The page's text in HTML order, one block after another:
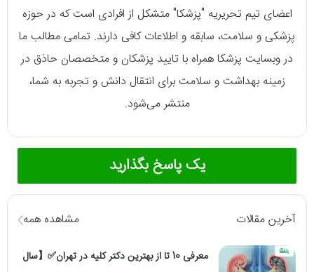
اعضای تیم تحریریه "پزشکا" متشکل از افرادی است که در حوزه
پزشکی و سلامت، سابقه و اطلاعات کافی دارند. تمامی مطالب ما
در وبسایت پزشکا همراه با تایید پزشکان و متخصصان حاذق در
زمینه بهداشت و سلامت برای انتقال دانش و تجربه به شما،
منتشر می‌شود.
یک پاسخ بگذارید
آخرین مقالات مشاهده همه
معرفی 10 تا از بهترین دکتر کلیه در تهران✅【سال